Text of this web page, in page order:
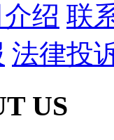
绍 联
法律投
US